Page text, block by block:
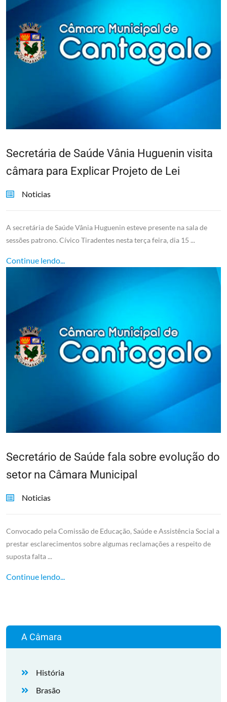
Secretária de Saúde Vânia Huguenin visita
câmara para Explicar Projeto de Lei
Noticias
A secretária de Saúde Vânia Huguenin esteve presente na sala de
sessões patrono. Cívico Tiradentes nesta terça feira, dia 15 ...
Continue lendo...
Secretário de Saúde fala sobre evolução do
setor na Câmara Municipal
Noticias
Convocado pela Comissão de Educação, Saúde e Assistência Social a
prestar esclarecimentos sobre algumas reclamações a respeito de
suposta falta ...
Continue lendo...
A Câmara
História
Brasão